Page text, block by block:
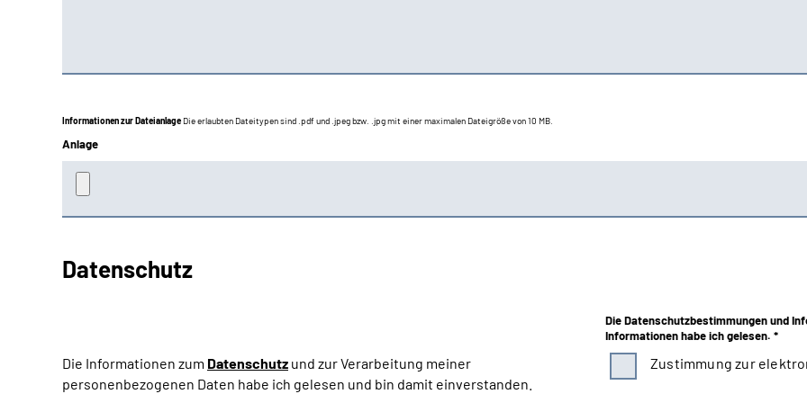
Informationen zur Dateianlage Die erlaubten Dateitypen sind .pdf und .jpeg bzw. .jpg mit einer maximalen Dateigröße von 10 MB.
Anlage
Datenschutz
Die Informationen zum Datenschutz und zur Verarbeitung meiner
personenbezogenen Daten habe ich gelesen und bin damit einverstanden.
Die Datenschutzbestimmungen und
Informationen habe ich gelesen. *
Zustimmung zur